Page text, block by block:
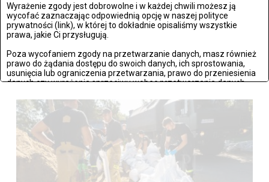
Wyrażenie zgody jest dobrowolne i w każdej chwili możesz ją
wycofać zaznaczając odpowiednią opcję w naszej polityce
prywatności (link), w której to dokładnie opisaliśmy wszystkie
prawa, jakie Ci przysługują.
Poza wycofaniem zgody na przetwarzanie danych, masz również
prawo do żądania dostępu do swoich danych, ich sprostowania,
usunięcia lub ograniczenia przetwarzania, prawo do przeniesienia
danych czy wyrażenia sprzeciwu wobec przetwarzania danych.
Jeżeli nie chcesz wyrazić zgody na przetwarzanie plików cookies,
przejdź do
ustawień zaawansowanych
Wyrażam zgodę i przechodzę do serwisu
Lądek Zdrój po powodzi
Zdjęć: 59